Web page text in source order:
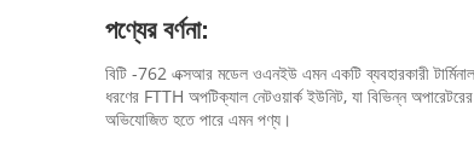
পণ্যের বর্ণনা:
বিটি -762 এক্সআর মডেল ওএনইউ এমন একটি ব্যবহারকারী
ধরণের FTTH অপটিক্যাল নেটওয়ার্ক ইউনিট, যা বিভিন্ন
অভিযোজিত হতে পারে এমন পণ্য।